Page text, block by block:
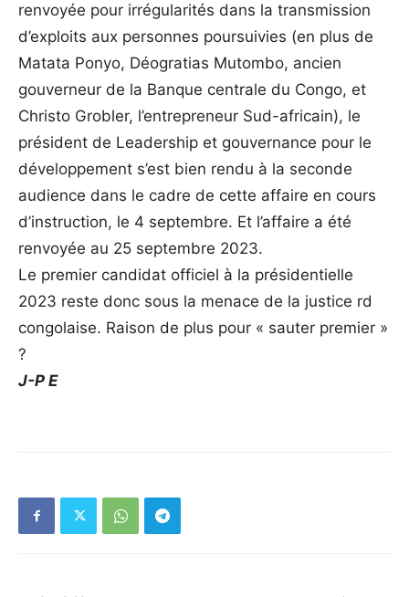
renvoyée pour irrégularités dans la transmission
d’exploits aux personnes poursuivies (en plus de
Matata Ponyo, Déogratias Mutombo, ancien
gouverneur de la Banque centrale du Congo, et
Christo Grobler, l’entrepreneur Sud-africain), le
président de Leadership et gouvernance pour le
développement s’est bien rendu à la seconde
audience dans le cadre de cette affaire en cours
d’instruction, le 4 septembre. Et l’affaire a été
renvoyée au 25 septembre 2023.
Le premier candidat officiel à la présidentielle
2023 reste donc sous la menace de la justice rd
congolaise. Raison de plus pour « sauter premier »
?
J-P E